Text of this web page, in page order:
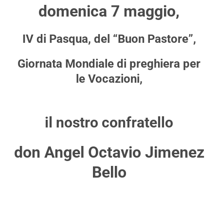
domenica 7 maggio,
IV di Pasqua, del “Buon Pastore”,
Giornata Mondiale di preghiera per
le Vocazioni,
il nostro confratello
don Angel Octavio Jimenez
Bello